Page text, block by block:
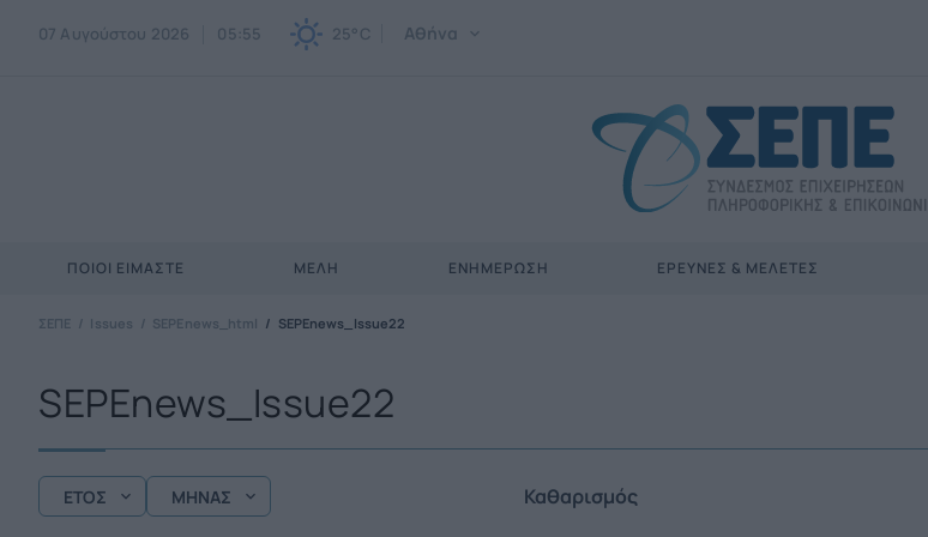
07 Αυγούστου 2026 05:55 25°C Αθήνα
ΠΟΙΟΙ ΕΊΜΑΣΤΕ ΜΈΛΗ ΕΝΗΜΕΡΩΣΗ ΈΡΕΥΝΕΣ & ΜΕΛΈΤΕΣ
ΣΕΠΕ Issues SEPEnews_html SEPEnews_Issue22
SEPEnews_Issue22
ΕΤΟΣ ΜΗΝΑΣ Καθαρισμός